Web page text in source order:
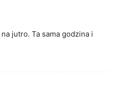
jutro. Ta sama godzina i